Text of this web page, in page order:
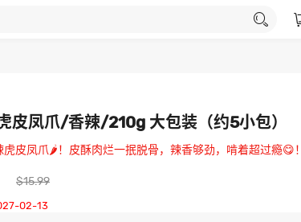
皮凤爪/香辣/210g 大包装（约5小包）
虎皮凤爪🌶️！皮酥肉烂一抿脱骨，辣香够劲，啃着超过瘾😋！
$15.99
02-13